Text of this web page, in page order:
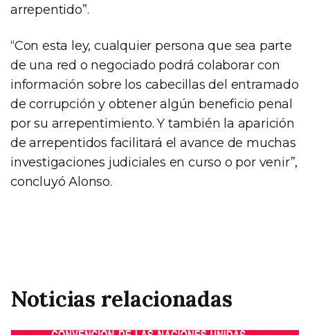
arrepentido”.
“Con esta ley, cualquier persona que sea parte
de una red o negociado podrá colaborar con
información sobre los cabecillas del entramado
de corrupción y obtener algún beneficio penal
por su arrepentimiento. Y también la aparición
de arrepentidos facilitará el avance de muchas
investigaciones judiciales en curso o por venir”,
concluyó Alonso.
Noticias relacionadas